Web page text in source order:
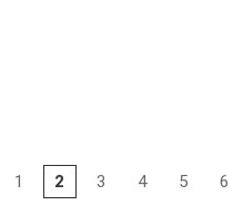
1 2 3 4 5 6